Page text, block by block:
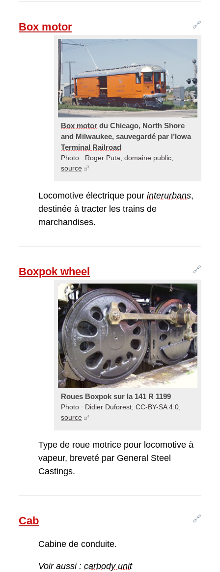
🔗
Box motor
Box motor du Chicago, North Shore
and Milwaukee, sauvegardé par l’Iowa
Terminal Railroad
Photo : Roger Puta, domaine public,
source
Locomotive électrique pour interurbans,
destinée à tracter les trains de
marchandises.
🔗
Boxpok wheel
Roues Boxpok sur la 141 R 1199
Photo : Didier Duforest, CC-BY-SA 4.0,
source
Type de roue motrice pour locomotive à
vapeur, breveté par General Steel
Castings.
🔗
Cab
Cabine de conduite.
Voir aussi : carbody unit